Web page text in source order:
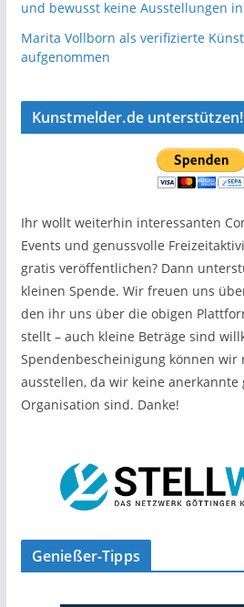
und bewusst keine Ausstellungen in
Marita Vollborn als verifizierte
aufgenommen
Kunstmelder.de unterstützen!
Ihr wollt weiterhin interessanten
Events und genussvolle
gratis veröffentlichen? Dann
kleinen Spende. Wir freuen uns
den ihr uns über die obigen
stellt – auch kleine Beträge sind
Spendenbescheinigung können
ausstellen, da wir keine anerkannte
Organisation sind. Danke!
Genießer-Tipps